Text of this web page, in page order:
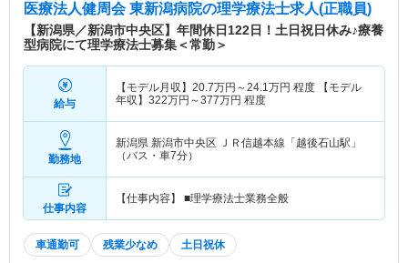
医療法人健周会 東新潟病院の理学療法士求人(正職員)
【新潟県／新潟市中央区】年間休日122日！土日祝日休み♪療養
型病院にて理学療法士募集＜常勤＞
給与
【モデル月収】 20.7万円～24.1万円 程度 【モデル
年収】 322万円～377万円 程度
勤務地
新潟県 新潟市中央区 ＪＲ信越本線「越後石山駅」
（バス・車7分）
仕事内容
【仕事内容】 ■理学療法士業務全般
車通勤可 残業少なめ 土日祝休